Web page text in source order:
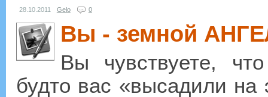
28.10.2011 Gelo 0
Вы - земной
Вы чувствуете,
будто вас «высадили на